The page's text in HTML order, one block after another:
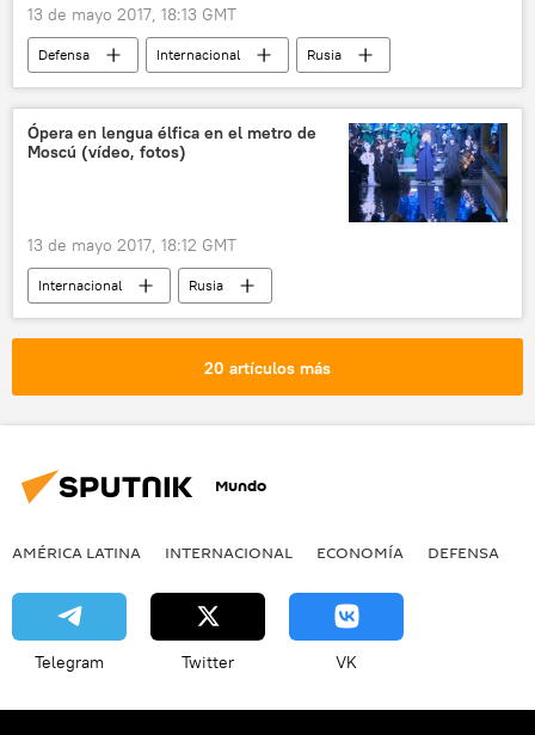
asalto
Fuerzas Democráticas de Siria (FDS)
ISIS
terrorismo
🛡️ Industria militar
noticias
13 de mayo 2017, 18:13 GMT
Defensa Internacional
Rusia
América del Norte
Bielorrusia
EEUU
maniobras
observación
transparencia
Ópera en lengua élfica en el metro de
Moscú (vídeo, fotos)
13 de mayo 2017, 18:12 GMT
Internacional
Rusia
John Ronald Reuel Tolkien
metro
20 artículos más
Mundo
AMÉRICA LATINA INTERNACIONAL ECONOMÍA DEFENSA
Telegram Twitter VK